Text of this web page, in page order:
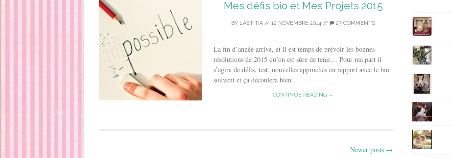
Mes défis bio et Mes Projets 2015
BY LAETITIA // 12 NOVEMBRE 2014 // 27 COMMENTS
La fin d’année arrive, et il est temps de prévoir les bonnes
résolutions de 2015 qu’on est sûre de tenir… Pour ma part il
s’agira de défis, test, nouvelles approches en rapport avec le bio
souvent et ça découlera bien...
CONTINUE READING →
Newer posts →